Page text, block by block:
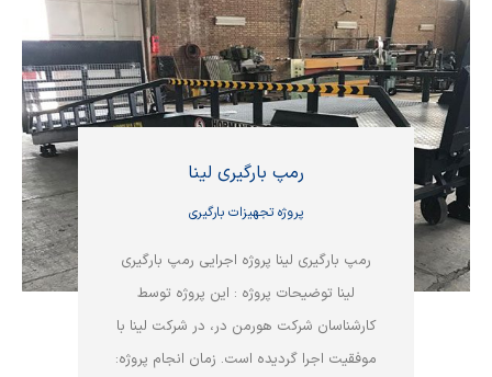
رمپ بارگیری لینا
پروژه تجهیزات بارگیری
رمپ بارگیری لینا پروژه اجرایی رمپ بارگیری
لینا توضیحات پروژه : این پروژه توسط
کارشناسان شرکت هورمن در، در شرکت لینا با
موفقیت اجرا گردیده است. زمان انجام پروژه: